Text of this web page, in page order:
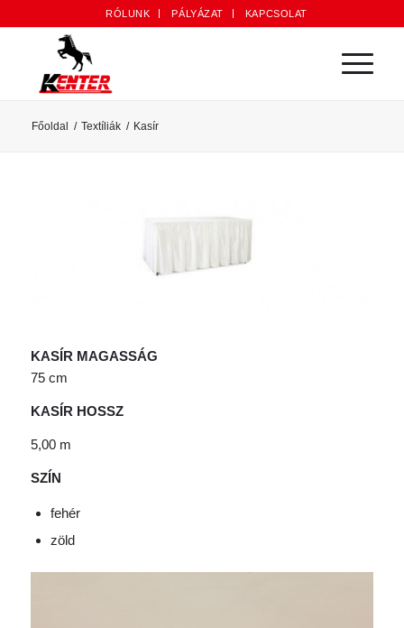
RÓLUNK PÁLYÁZAT KAPCSOLAT
Főoldal / Textíliák / Kasír
KASÍR MAGASSÁG
75 cm
KASÍR HOSSZ
5,00 m
SZÍN
fehér
zöld